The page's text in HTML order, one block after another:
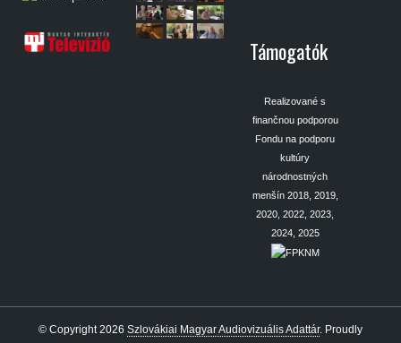
Támogatók
Realizované s
finančnou podporou
Fondu na podporu
kultúry
národnostných
menšín 2018, 2019,
2020, 2022, 2023,
2024, 2025
© Copyright 2026 Szlovákiai Magyar Audiovizuális Adattár. Proudly